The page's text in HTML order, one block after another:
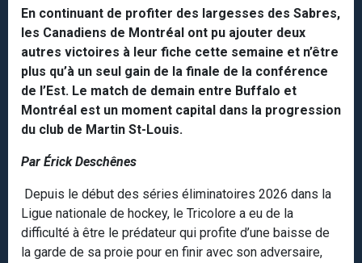
En continuant de profiter des largesses des Sabres,
les Canadiens de Montréal ont pu ajouter deux
autres victoires à leur fiche cette semaine et n’être
plus qu’à un seul gain de la finale de la conférence
de l’Est. Le match de demain entre Buffalo et
Montréal est un moment capital dans la progression
du club de Martin St-Louis.
Par Érick Deschênes
Depuis le début des séries éliminatoires 2026 dans la
Ligue nationale de hockey, le Tricolore a eu de la
difficulté à être le prédateur qui profite d’une baisse de
la garde de sa proie pour en finir avec son adversaire,